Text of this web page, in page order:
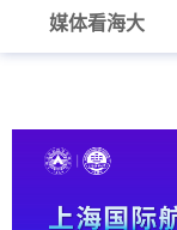
媒体看海大